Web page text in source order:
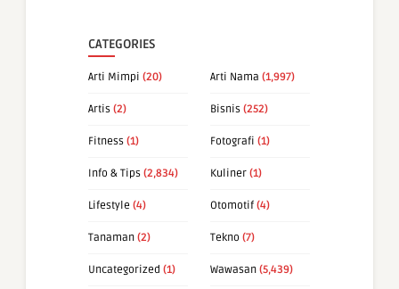
CATEGORIES
Arti Mimpi (20) Arti Nama (1,997)
Artis (2) Bisnis (252)
Fitness (1) Fotografi (1)
Info & Tips (2,834) Kuliner (1)
Lifestyle (4) Otomotif (4)
Tanaman (2) Tekno (7)
Uncategorized (1) Wawasan (5,439)